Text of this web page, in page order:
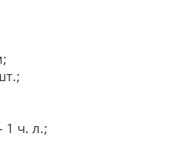
1 ч. л.;